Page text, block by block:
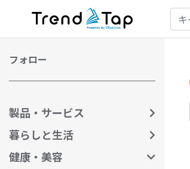
フォロー
製品・サービス
暮らしと生活
健康・美容